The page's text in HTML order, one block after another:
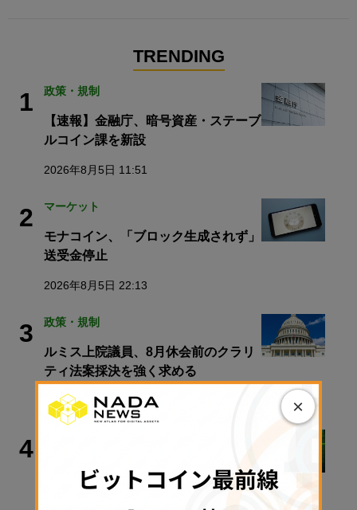
TRENDING
1 政策・規制
【速報】金融庁、暗号資産・ステーブ
ルコイン課を新設
2026年8月5日 11:51
2 マーケット
モナコイン、「ブロック生成されず」
送受金停止
2026年8月5日 22:13
3 政策・規制
ルミス上院議員、8月休会前のクラリ
ティ法案採決を強く求める
2026年8月6日 08:00
4
アーサー・ヘイズ氏「ビットコインは
最終的に100万ドル以上に」
×